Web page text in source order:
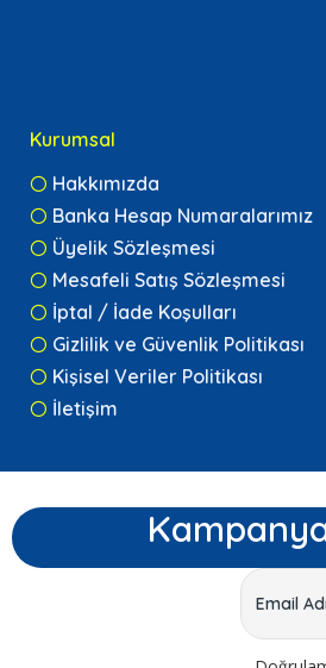
Kurumsal
Hakkımızda
Banka Hesap Numaralarımız
Üyelik Sözleşmesi
Mesafeli Satış Sözleşmesi
İptal / İade Koşulları
Gizlilik ve Güvenlik Politikası
Kişisel Veriler Politikası
İletişim